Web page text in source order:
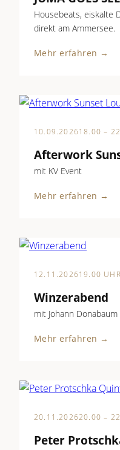
Housebeats, eiskalte
direkt am Ammersee.
Mehr erfahren →
10.09.202618.00 –
Afterwork
mit KV Event
Mehr erfahren →
12.11.202619.00 UHR
Winzerabend
mit Johann Donabaum
Mehr erfahren →
20.11.202620.00 –
Peter